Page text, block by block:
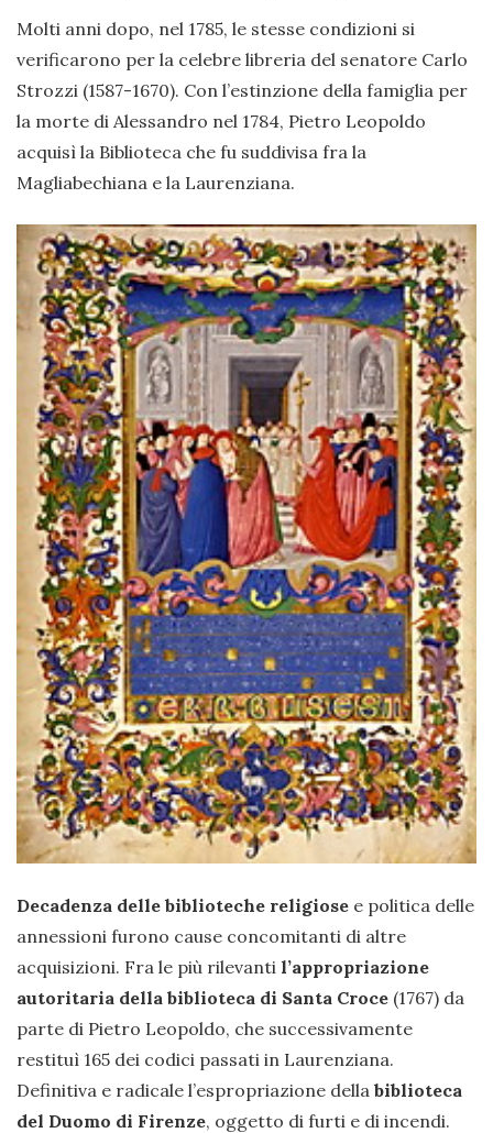
Molti anni dopo, nel 1785, le stesse condizioni si
verificarono per la celebre libreria del senatore Carlo
Strozzi (1587-1670). Con l’estinzione della famiglia per
la morte di Alessandro nel 1784, Pietro Leopoldo
acquisì la Biblioteca che fu suddivisa fra la
Magliabechiana e la Laurenziana.
Decadenza delle biblioteche religiose e politica delle
annessioni furono cause concomitanti di altre
acquisizioni. Fra le più rilevanti l’appropriazione
autoritaria della biblioteca di Santa Croce (1767) da
parte di Pietro Leopoldo, che successivamente
restituì 165 dei codici passati in Laurenziana.
Definitiva e radicale l’espropriazione della biblioteca
del Duomo di Firenze, oggetto di furti e di incendi.